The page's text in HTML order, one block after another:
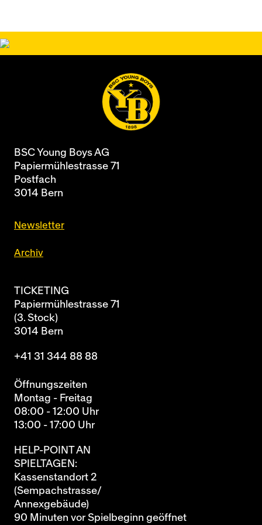
BSC Young Boys AG
Papiermühlestrasse 71
Postfach
3014 Bern
Newsletter
Archiv
TICKETING
Papiermühlestrasse 71
(3. Stock)
3014 Bern
+41 31 344 88 88
Öffnungszeiten
Montag - Freitag
08:00 - 12:00 Uhr
13:00 - 17:00 Uhr
HELP-POINT AN
SPIELTAGEN:
Kassenstandort 2
(Sempachstrasse/
Annexgebäude)
90 Minuten vor Spielbeginn geöffnet